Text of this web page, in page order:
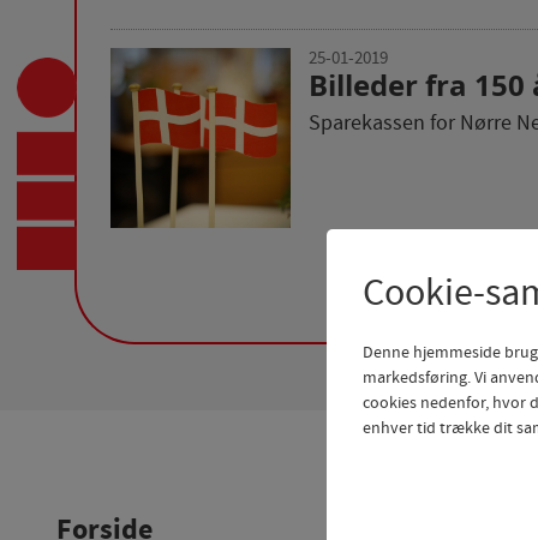
25-01-2019
Billeder fra
Sparekassen for Nørre
Forside
Cookie-
Denne hjemmeside
markedsføring. Vi
cookies nedenfor, hvor
enhver tid trække dit